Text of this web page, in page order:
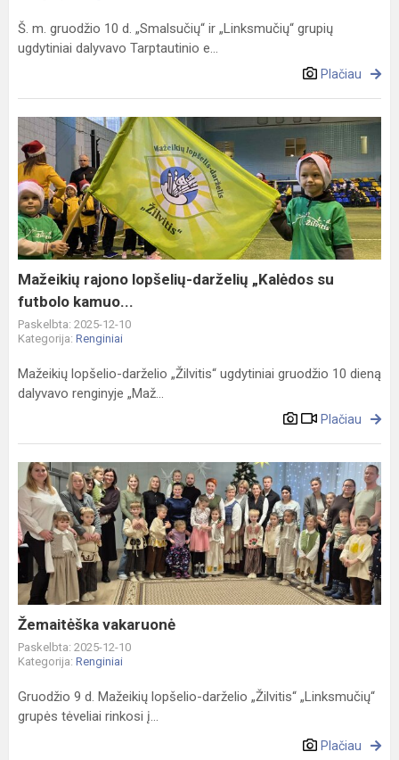
Š. m. gruodžio 10 d. „Smalsučių“ ir „Linksmučių“ grupių
ugdytiniai dalyvavo Tarptautinio e...
Plačiau
Mažeikių
rajono
lopšelių-
darželių
„Kalėdos
su
futbolo
kamuo...
Mažeikių rajono lopšelių-darželių „Kalėdos su
futbolo kamuo...
Paskelbta: 2025-12-10
Kategorija: Renginiai
Mažeikių lopšelio-darželio „Žilvitis“ ugdytiniai gruodžio 10 dieną
dalyvavo renginyje „Maž...
Plačiau
Žemaitėška
vakaruonė
Žemaitėška vakaruonė
Paskelbta: 2025-12-10
Kategorija: Renginiai
Gruodžio 9 d. Mažeikių lopšelio-darželio „Žilvitis“ „Linksmučių“
grupės tėveliai rinkosi į...
Plačiau